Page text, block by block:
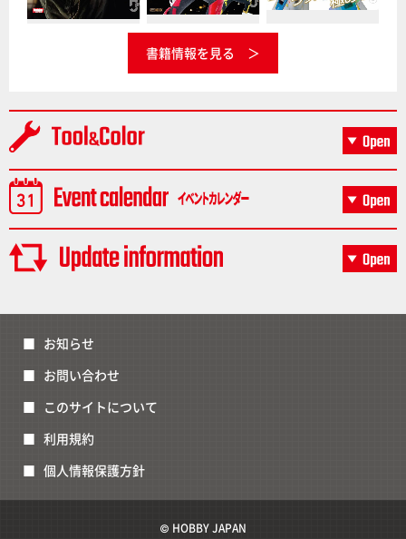
書籍情報を見る
お知らせ
お問い合わせ
このサイトについて
利用規約
個人情報保護方針
© HOBBY JAPAN